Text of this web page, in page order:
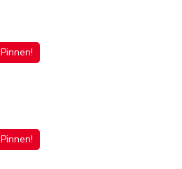
Pinnen!
Pinnen!